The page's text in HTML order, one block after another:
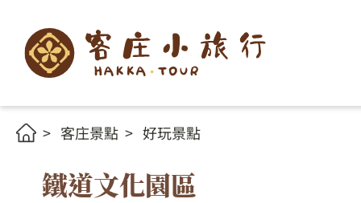
客庄景點 好玩景點
鐵道文化園區